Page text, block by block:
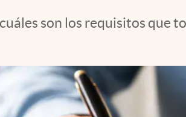
son los requisitos que